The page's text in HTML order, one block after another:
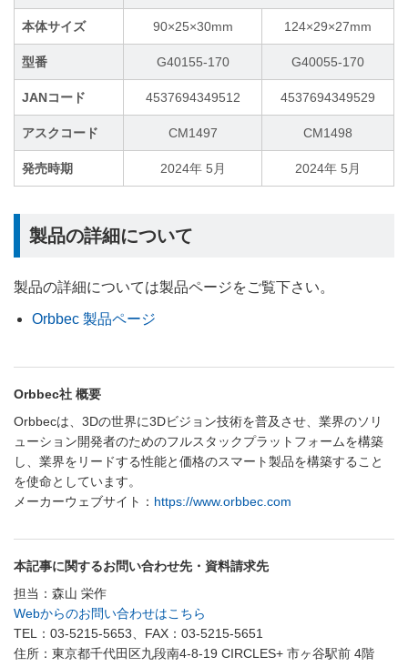
本体サイズ 90×25×30mm 124×29×27mm
型番 G40155-170 G40055-170
JANコード 4537694349512 4537694349529
アスクコード CM1497 CM1498
発売時期 2024年 5月 2024年 5月
製品の詳細について
製品の詳細については製品ページをご覧下さい。
Orbbec 製品ページ
Orbbec社 概要
Orbbecは、3Dの世界に3Dビジョン技術を普及させ、業界のソリ
ューション開発者のためのフルスタックプラットフォームを構築
し、業界をリードする性能と価格のスマート製品を構築すること
を使命としています。
メーカーウェブサイト： https://www.orbbec.com
本記事に関するお問い合わせ先・資料請求先
担当：森山 栄作
Webからのお問い合わせはこちら
TEL：03-5215-5653、FAX：03-5215-5651
住所：東京都千代田区九段南4-8-19 CIRCLES+ 市ヶ谷駅前 4階